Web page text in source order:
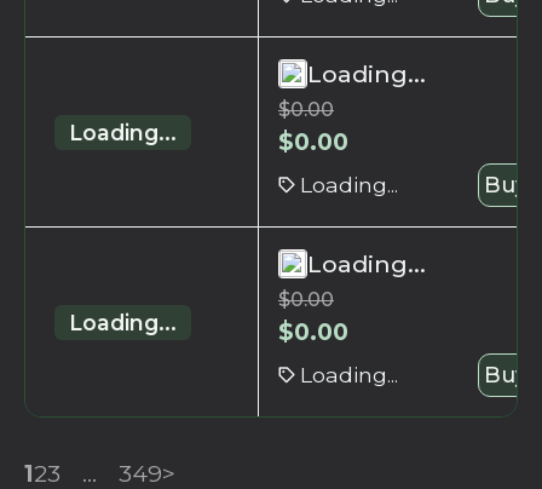
Loading...
Loading...
$0.00
$0.00
Loading... Buy
Loading...
Loading...
$0.00
$0.00
Loading... Buy
123 ... 349>